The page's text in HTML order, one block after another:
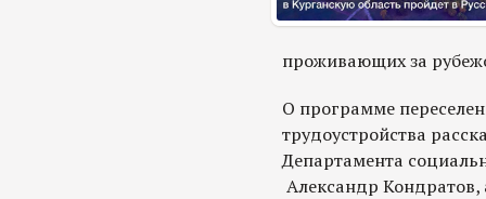
проживающих за
О программе
трудоустройства
Департамента
Александр